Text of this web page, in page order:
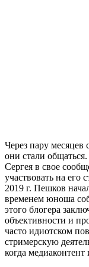
Через пару
они стали
Сергея в свое
участвовать на его
2019 г. Пешков
временем юноша
этого блогера
объективности и
часто идиотском
стримерскую
когда